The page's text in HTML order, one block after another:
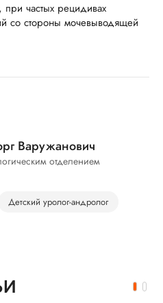
частых рецидивах
со стороны мочевыводящей
Варужанович
отделением
Детский уролог-андролог